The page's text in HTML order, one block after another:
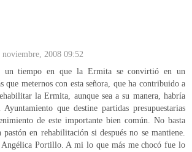
noviembre, 2008 09:52
un tiempo en que la Ermita se convirtió en un
que meternos con esta señora, que ha contribuido a
la Ermita, aunque sea a su manera, habría
que destine partidas presupuestarias
de este importante bien común. No basta
pastón en rehabilitación si después no se mantiene.
Angélica Portillo. A mi lo que más me chocó fue lo